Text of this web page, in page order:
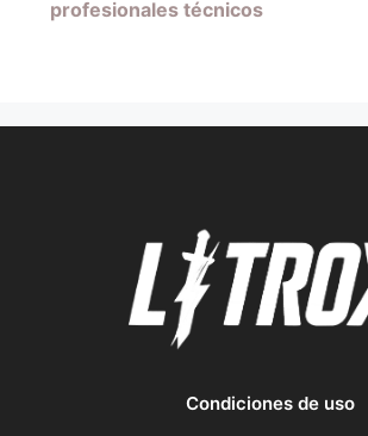
profesionales técnicos
Condiciones de uso